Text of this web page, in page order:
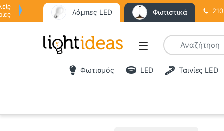
Λάμπες LED Φωτιστικά
Φωτισμός LED Ταινίες LED